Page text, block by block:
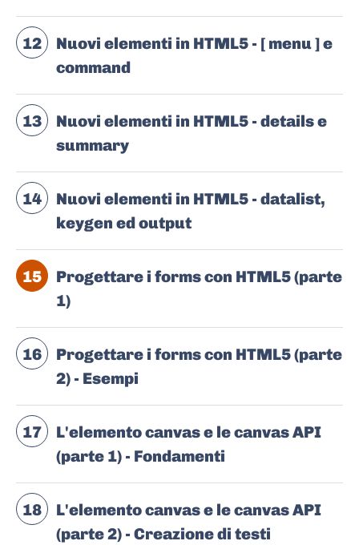
12
Nuovi elementi in HTML5 - [ menu ] e
command
13
Nuovi elementi in HTML5 - details e
summary
14
Nuovi elementi in HTML5 - datalist,
keygen ed output
15
Progettare i forms con HTML5 (parte
1)
16
Progettare i forms con HTML5 (parte
2) - Esempi
17
L'elemento canvas e le canvas API
(parte 1) - Fondamenti
18
L'elemento canvas e le canvas API
(parte 2) - Creazione di testi